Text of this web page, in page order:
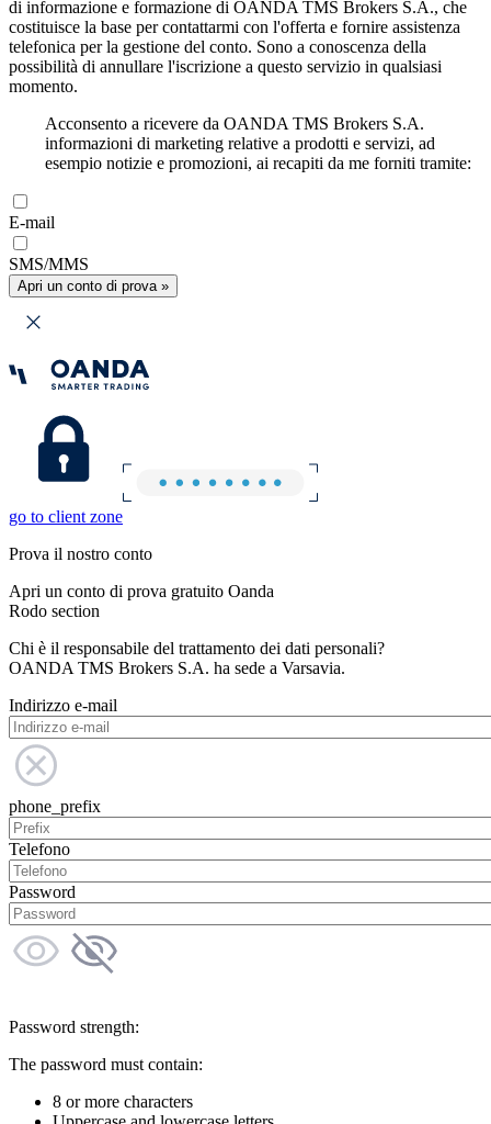
di informazione e formazione di OANDA TMS Brokers S.A., che
costituisce la base per contattarmi con l'offerta e fornire assistenza
telefonica per la gestione del conto. Sono a conoscenza della
possibilità di annullare l'iscrizione a questo servizio in qualsiasi
momento.
Acconsento a ricevere da OANDA TMS Brokers S.A.
informazioni di marketing relative a prodotti e servizi, ad
esempio notizie e promozioni, ai recapiti da me forniti tramite:
E-mail
SMS/MMS
Apri un conto di prova »
go to client zone
Prova il nostro conto
Apri un conto di prova gratuito Oanda
Rodo section
Chi è il responsabile del trattamento dei dati personali?
OANDA TMS Brokers S.A. ha sede a Varsavia.
Indirizzo e-mail
phone_prefix
Telefono
Password
Password strength:
The password must contain:
8 or more characters